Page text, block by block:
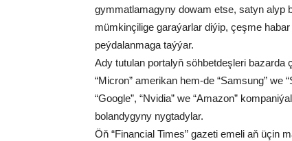
gymmatlamagyny dowam etse, satyn alyp
mümkinçilige garaýarlar diýip, çeşme
peýdalanmaga taýýar.
Ady tutulan portalyň söhbetdeşleri bazarda
“Micron” amerikan hem-de “Samsung”
“Google”, “Nvidia” we “Amazon”
bolandygyny nygtadylar.
Öň “Financial Times” gazeti emeli aň üçin